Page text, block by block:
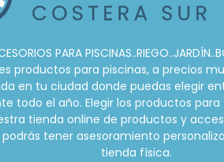
PARA
productos para piscinas, a precios
en tu ciudad donde puedas elegir
el año. Elegir los productos
tienda online de productos y
tener asesoramiento
tienda física.